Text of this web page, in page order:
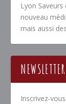
Lyon
nouveau
mais aussi
Inscrivez-